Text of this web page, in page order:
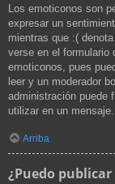
Los emoticonos son
expresar un
mientras que :(
verse en el formulario
emoticonos, pues
leer y un moderador
administración puede
utilizar en un mensaje.
Arriba
¿Puedo publicar